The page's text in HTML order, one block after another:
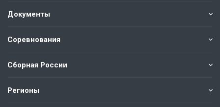
Документы
Соревнования
Сборная России
Регионы